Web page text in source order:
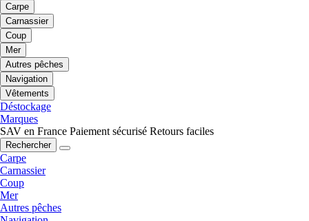
Carpe
Carnassier
Coup
Mer
Autres pêches
Navigation
Vêtements
Déstockage
Marques
SAV en France Paiement sécurisé Retours faciles
Rechercher
Carpe
Carnassier
Coup
Mer
Autres pêches